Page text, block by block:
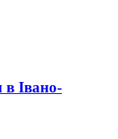
в Івано-